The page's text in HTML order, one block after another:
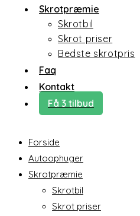
Skrotpræmie
Skrotbil
Skrot priser
Bedste skrotpris
Faq
Kontakt
Få 3 tilbud
Forside
Autoophuger
Skrotpræmie
Skrotbil
Skrot priser